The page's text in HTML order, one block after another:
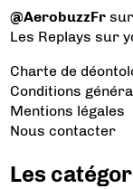
@AerobuzzFr
Les Replays sur
Charte de
Conditions
Mentions légales
Nous contacter
Les